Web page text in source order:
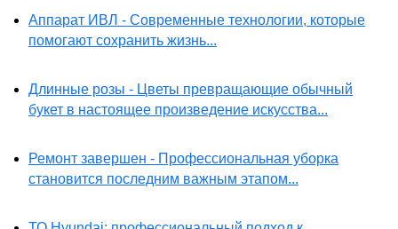
Аппарат ИВЛ - Современные технологии, которые
помогают сохранить жизнь...
Длинные розы - Цветы превращающие обычный
букет в настоящее произведение искусства...
Ремонт завершен - Профессиональная уборка
становится последним важным этапом...